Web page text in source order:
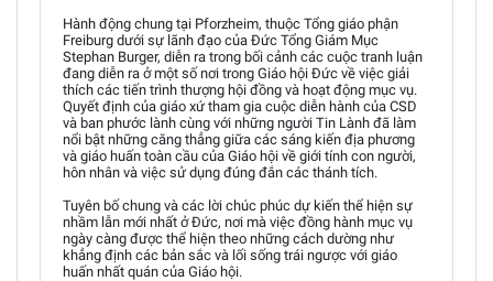
Hành động chung tại Pforzheim, thuộc Tổng giáo phận
Freiburg dưới sự lãnh đạo của Đức Tổng Giám Mục
Stephan Burger, diễn ra trong bối cảnh các cuộc tranh luận
đang diễn ra ở một số nơi trong Giáo hội Đức về việc giải
thích các tiến trình thượng hội đồng và hoạt động mục vụ.
Quyết định của giáo xứ tham gia cuộc diễn hành của CSD
và ban phước lành cùng với những người Tin Lành đã làm
nổi bật những căng thẳng giữa các sáng kiến địa phương
và giáo huấn toàn cầu của Giáo hội về giới tính con người,
hôn nhân và việc sử dụng đúng đắn các thánh tích.
Tuyên bố chung và các lời chúc phúc dự kiến thể hiện sự
nhầm lẫn mới nhất ở Đức, nơi mà việc đồng hành mục vụ
ngày càng được thể hiện theo những cách dường như
khẳng định các bản sắc và lối sống trái ngược với giáo
huấn nhất quán của Giáo hội.